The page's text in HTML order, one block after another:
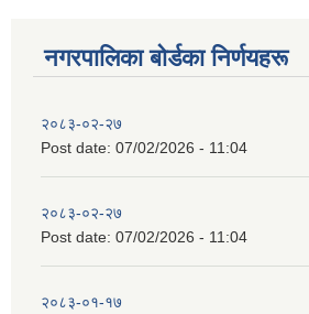
नगरपालिका बाेर्डका निर्णयहरू
२०८३-०२-२७
Post date: 07/02/2026 - 11:04
२०८३-०२-२७
Post date: 07/02/2026 - 11:04
२०८३-०१-१७